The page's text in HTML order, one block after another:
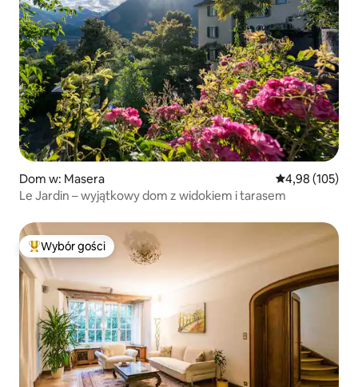
Dom w: Masera Średnia
4,98 (105)
Le Jardin – wyjątkowy dom z widokiem i tarasem
Najpopularniejsze z kategorii Wybór gości
Wybór gości